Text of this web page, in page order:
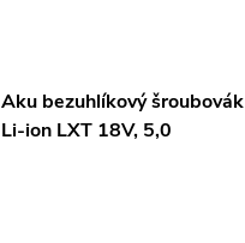
Aku bezuhlíkový šroubovák
Li-ion LXT 18V, 5,0